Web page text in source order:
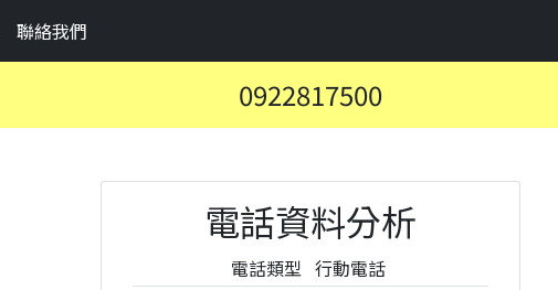
聯絡我們
0922817500
電話資料分析
電話類型 行動電話